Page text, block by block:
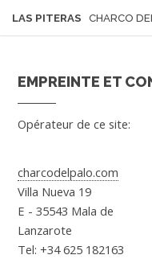
LAS PITERAS CHARCO
EMPREINTE ET
Opérateur de ce site:
charcodelpalo.com
Villa Nueva 19
E - 35543 Mala de
Lanzarote
Tel: +34 625 182163